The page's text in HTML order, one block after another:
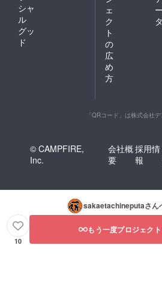
シャ
ル
グッ
ド
ェ
ク
ト
の
広
め
方
ー
タ
「QRコード」は株式会社
© CAMPFIRE,
Inc.
会社概
要
採用情
報
sakaetachineputaさん
10
もう一度プロジェク